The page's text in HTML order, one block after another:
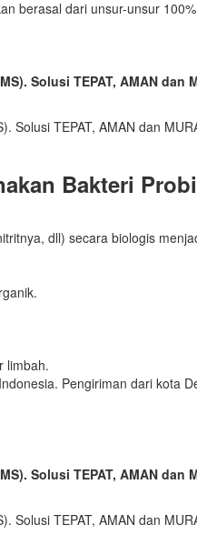
berasal dari unsur-unsur 100%
Solusi TEPAT, AMAN dan
Bakteri
dll) secara biologis
limbah.
Pengiriman dari kota
Solusi TEPAT, AMAN dan